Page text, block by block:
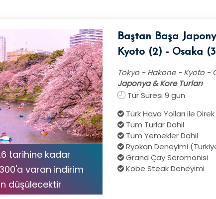
tarihine kadar
varan indirim
düşülecektir
Baştan Başa
Kyoto (2) - Osaka
Tokyo - Hakone - Kyoto -
Japonya & Kore Turları
Tur Süresi 9 gün
Türk Hava Yolları ile
Tüm Turlar Dahil
Tüm Yemekler Dahil
Ryokan Deneyimi
Grand Çay Seromonisi
Kobe Steak Deneyimi